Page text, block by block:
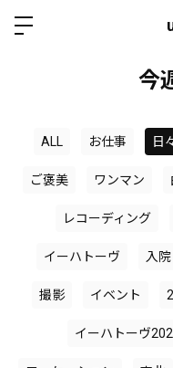
今
ALL お仕事 日
ご褒美 ワンマン
レコーディング
イーハトーヴ 入院
撮影 イベント
イーハトーヴ